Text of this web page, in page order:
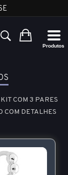
COM 3 PARES
COM DETALHES